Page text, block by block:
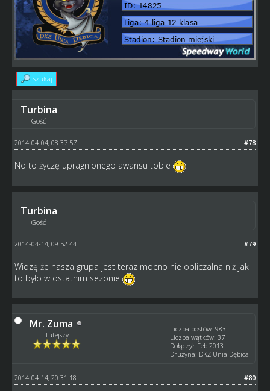
Szukaj
Turbina
Gość
#78
2014-04-04, 08:37:57
No to życzę upragnionego awansu tobie
Turbina
Gość
#79
2014-04-14, 09:52:44
Widzę że nasza grupa jest teraz mocno nie obliczalna niż jak
to było w ostatnim sezonie
Mr. Zuma
Tutejszy
Liczba postów: 983
Liczba wątków: 37
Dołączył: Feb 2013
Drużyna: DKŻ Unia Dębica
#80
2014-04-14, 20:31:18